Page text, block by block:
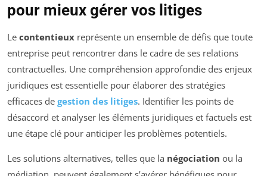
pour mieux gérer vos litiges
Le contentieux représente un ensemble de défis que toute
entreprise peut rencontrer dans le cadre de ses relations
contractuelles. Une compréhension approfondie des enjeux
juridiques est essentielle pour élaborer des stratégies
efficaces de gestion des litiges. Identifier les points de
désaccord et analyser les éléments juridiques et factuels est
une étape clé pour anticiper les problèmes potentiels.
Les solutions alternatives, telles que la négociation ou la